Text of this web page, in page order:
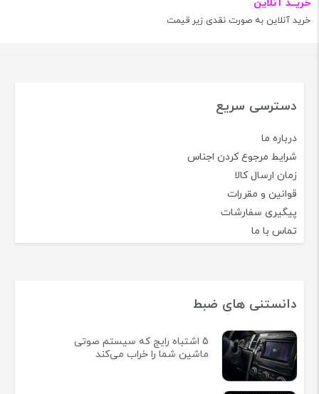
خریــد آنلاین
خرید آنلاین به صورت نقدی زیر قیمت
دسترسی سریع
درباره ما
شرایط مرجوع کردن اجناس
زمان ارسال کالا
قوانین و مقررات
پیگیری سفارشات
تماس با ما
دانستنی های ضبط
5 اشتباه رایج که سیستم صوتی
ماشین شما را خراب می‌کند